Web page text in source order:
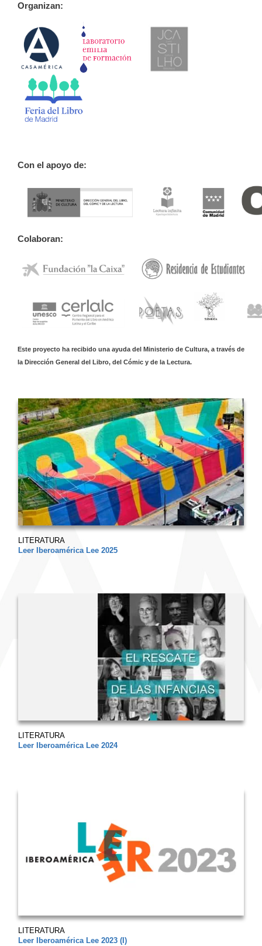
Organizan:
Con el apoyo de:
Colaboran:
Este proyecto ha recibido una ayuda del Ministerio de Cultura, a través de
la Dirección General del Libro, del Cómic y de la Lectura.
LITERATURA
Leer Iberoamérica Lee 2025
LITERATURA
Leer Iberoamérica Lee 2024
LITERATURA
Leer Iberoamérica Lee 2023 (I)